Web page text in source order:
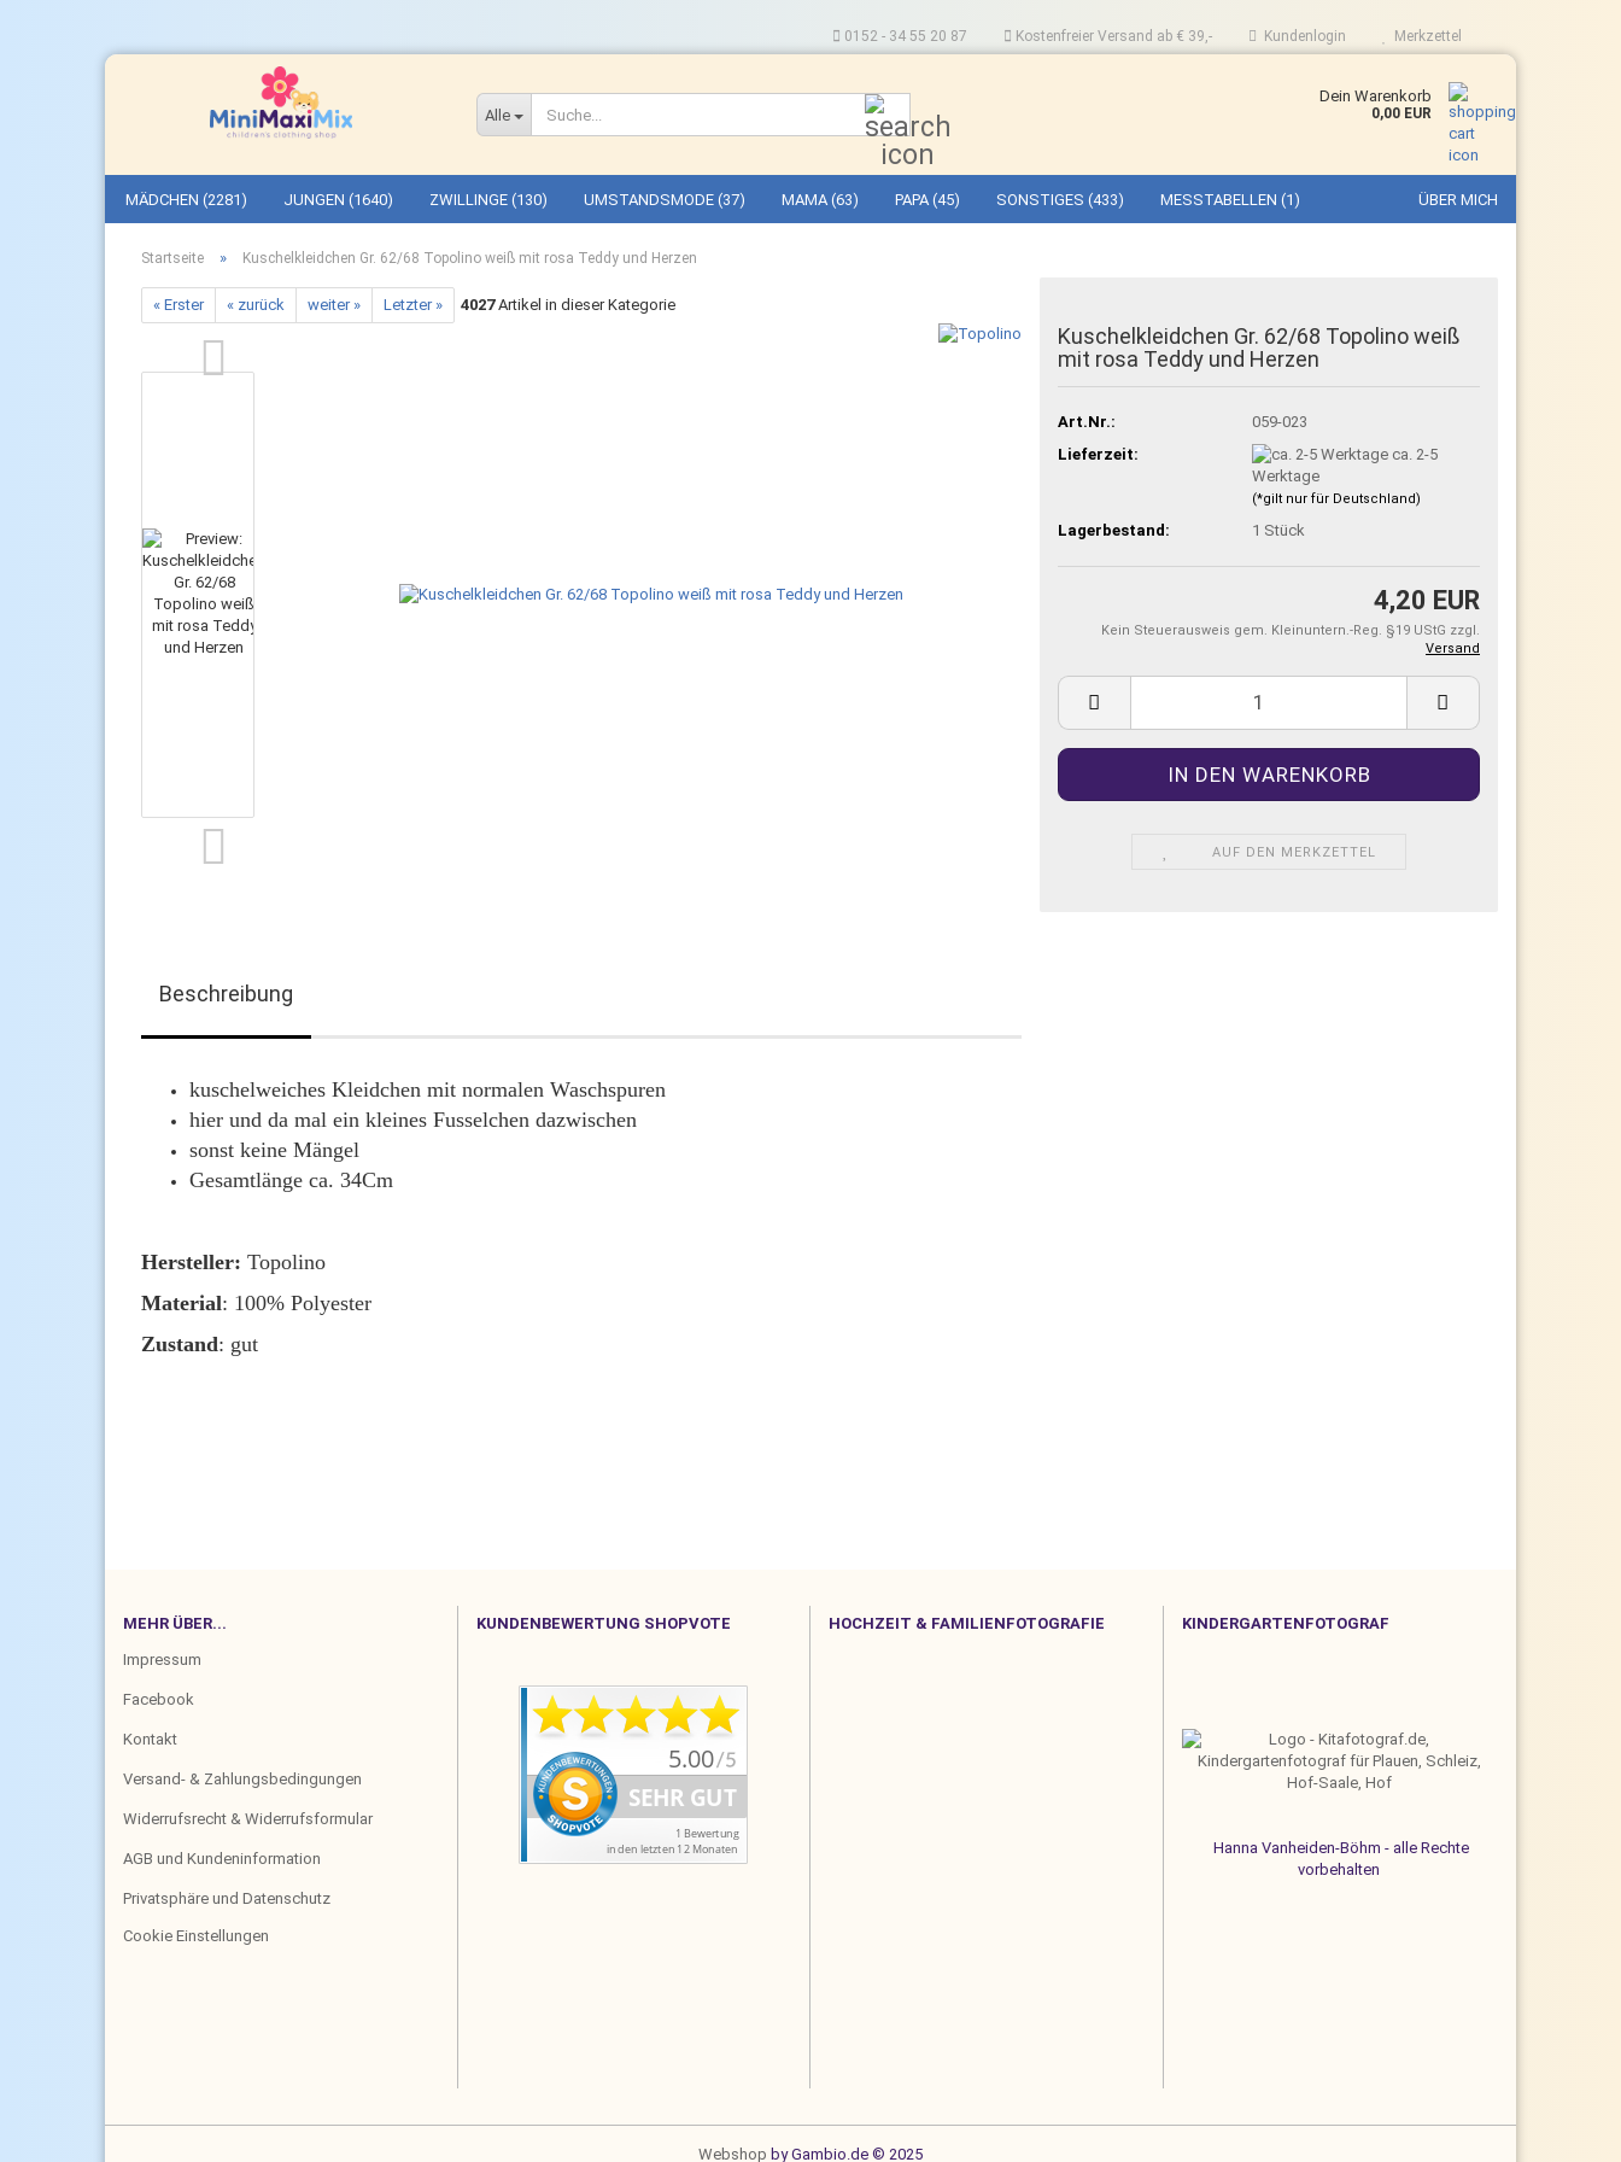
0152 - 34 55 20 87 Kostenfreier Versand ab € 39,- Kundenlogin Merkzettel
Alle
Dein Warenkorb
0,00 EUR
MÄDCHEN (2281) JUNGEN (1640) ZWILLINGE (130) UMSTANDSMODE (37) MAMA (63) PAPA (45) SONSTIGES (433) MESSTABELLEN (1) ÜBER MICH
Startseite » Kuschelkleidchen Gr. 62/68 Topolino weiß mit rosa Teddy und Herzen
« Erster « zurück weiter » Letzter » 4027Artikel in dieser Kategorie
Kuschelkleidchen Gr. 62/68 Topolino weiß
mit rosa Teddy und Herzen
Art.Nr.:
059-023
Lieferzeit:
ca. 2-5
Werktage
(*gilt nur für Deutschland)
Lagerbestand: 1 Stück
4,20 EUR
Kein Steuerausweis gem. Kleinuntern.-Reg. §19 UStG zzgl.
Versand
AUF DEN MERKZETTEL
Beschreibung
kuschelweiches Kleidchen mit normalen Waschspuren
hier und da mal ein kleines Fusselchen dazwischen
sonst keine Mängel
Gesamtlänge ca. 34Cm
Hersteller: Topolino
Material: 100% Polyester
Zustand: gut
MEHR ÜBER...
Impressum
Facebook
Kontakt
Versand- & Zahlungsbedingungen
Widerrufsrecht & Widerrufsformular
AGB und Kundeninformation
Privatsphäre und Datenschutz
Cookie Einstellungen
KUNDENBEWERTUNG SHOPVOTE HOCHZEIT & FAMILIENFOTOGRAFIE KINDERGARTENFOTOGRAF
Hanna Vanheiden-Böhm - alle Rechte
vorbehalten
Webshop by Gambio.de © 2025